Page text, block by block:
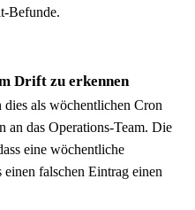
Befunde.
Drift zu erkennen
dies als wöchentlichen Cron
an das Operations-Team. Die
eine wöchentliche
falschen Eintrag einen